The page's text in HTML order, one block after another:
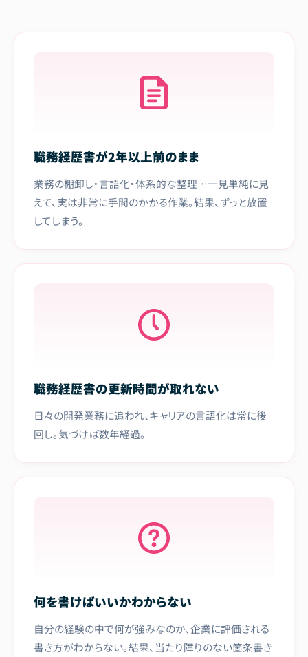
職務経歴書が2年以上前のまま
業務の棚卸し・言語化・体系的な整理…一見単純に見
えて、実は非常に手間のかかる作業。結果、ずっと放置
してしまう。
職務経歴書の更新時間が取れない
日々の開発業務に追われ、キャリアの言語化は常に後
回し。気づけば数年経過。
何を書けばいいかわからない
自分の経験の中で何が強みなのか、企業に評価される
書き方がわからない。結果、当たり障りのない箇条書き